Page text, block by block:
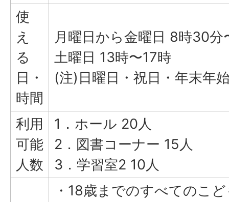
使
え
る
日・
時間
月曜日から金曜日 8時30分
土曜日 13時〜17時
(注)日曜日・祝日・年末年
利用
可能
人数
1．ホール 20人
2．図書コーナー 15人
3．学習室2 10人
・18歳までのすべてのこ